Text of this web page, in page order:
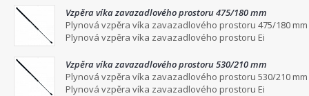
Vzpěra víka zavazadlového prostoru 475/180 mm
Plynová vzpěra víka zavazadlového prostoru 475/180 mm
Plynová vzpěra víka zavazadlového prostoru Ei
Vzpěra víka zavazadlového prostoru 530/210 mm
Plynová vzpěra víka zavazadlového prostoru 530/210 mm
Plynová vzpěra víka zavazadlového prostoru Ei